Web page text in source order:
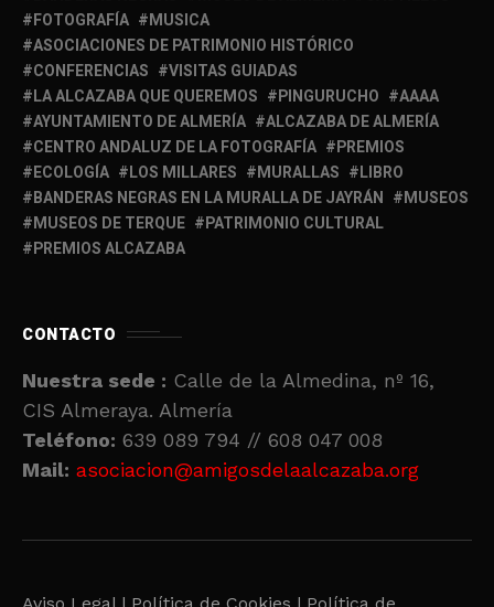
FOTOGRAFÍA
MUSICA
ASOCIACIONES DE PATRIMONIO HISTÓRICO
CONFERENCIAS
VISITAS GUIADAS
LA ALCAZABA QUE QUEREMOS
PINGURUCHO
AAAA
AYUNTAMIENTO DE ALMERÍA
ALCAZABA DE ALMERÍA
CENTRO ANDALUZ DE LA FOTOGRAFÍA
PREMIOS
ECOLOGÍA
LOS MILLARES MURALLAS
LIBRO
BANDERAS NEGRAS EN LA MURALLA DE JAYRÁN
MUSEOS
MUSEOS DE TERQUE
PATRIMONIO CULTURAL
PREMIOS ALCAZABA
CONTACTO
Nuestra sede : Calle de la Almedina, nº 16,
CIS Almeraya. Almería
Teléfono: 639 089 794 // 608 047 008
Mail: asociacion@amigosdelaalcazaba.org